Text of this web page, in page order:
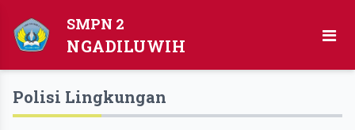
SMPN 2
NGADILUWIH
Polisi Lingkungan